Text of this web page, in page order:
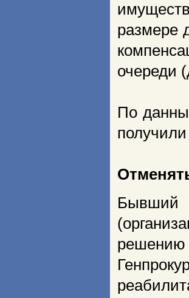
размере
очереди
По
Бывший